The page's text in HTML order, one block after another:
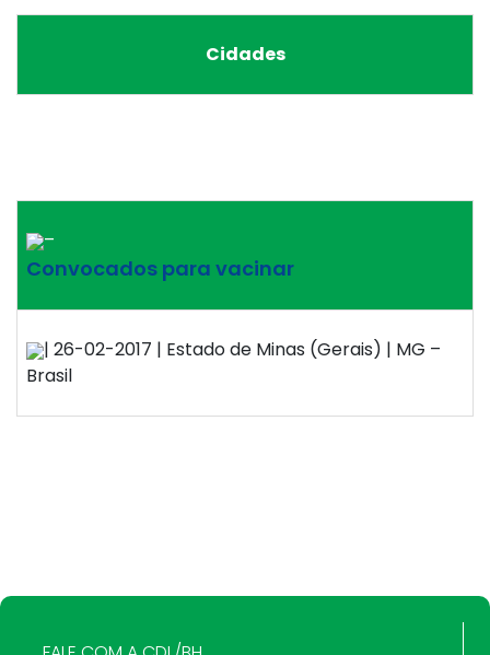
Cidades
–
Convocados para vacinar
| 26-02-2017 | Estado de Minas (Gerais) | MG –
Brasil